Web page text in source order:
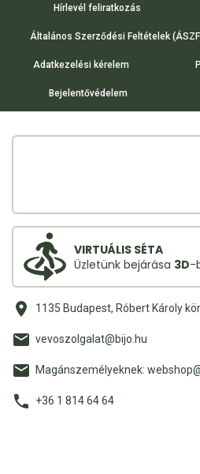
Hírlevél feliratkozás
Általános Szerződési Feltételek
Adatkezelési kérelem
Bejelentővédelem
VIRTUÁLIS SÉTA
Üzletünk bejárása 3D-
1135 Budapest, Róbert Károly
vevoszolgalat@bijo.hu
Magánszemélyeknek:
+36 1 814 64 64